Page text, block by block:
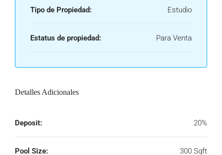
Tipo de Propiedad: Estudio
Estatus de propiedad: Para Venta
Detalles Adicionales
Deposit: 20%
Pool Size: 300 Sqft